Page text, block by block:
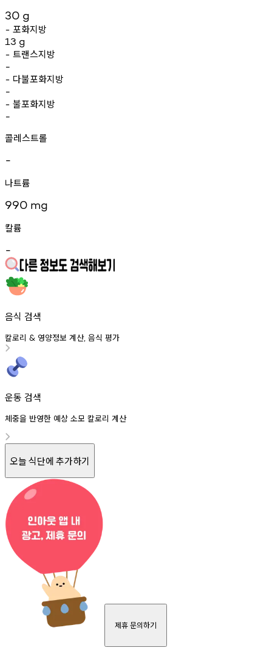
30 g
- 포화지방
13 g
- 트랜스지방
-
- 다불포화지방
-
- 불포화지방
-
콜레스트롤
-
나트륨
990 mg
칼륨
-
음식 검색
칼로리 & 영양정보 계산, 음식 평가
운동 검색
체중을 반영한 예상 소모 칼로리 계산
오늘 식단에 추가하기
제휴 문의하기